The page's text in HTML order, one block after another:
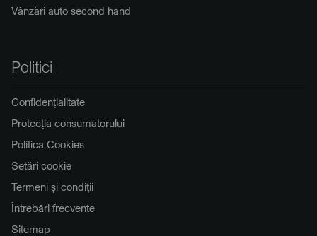
Vânzări auto second hand
Politici
Confidențialitate
Protecția consumatorului
Politica Cookies
Setări cookie
Termeni și condiții
Întrebări frecvente
Sitemap